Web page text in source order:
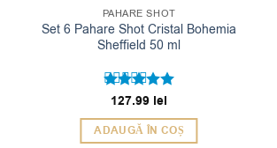
PAHARE SHOT
Set 6 Pahare Shot Cristal Bohemia
Sheffield 50 ml
Evaluat la
5
127.99 lei
ADAUGĂ ÎN COȘ